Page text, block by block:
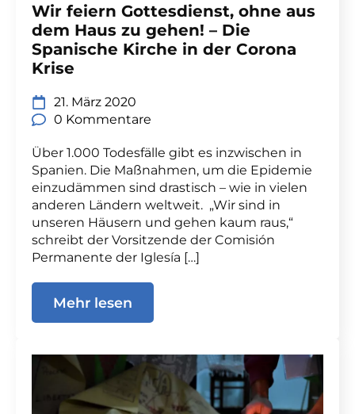
Wir feiern Gottesdienst, ohne aus
dem Haus zu gehen! – Die
Spanische Kirche in der Corona
Krise
21. März 2020
0 Kommentare
Über 1.000 Todesfälle gibt es inzwischen in
Spanien. Die Maßnahmen, um die Epidemie
einzudämmen sind drastisch – wie in vielen
anderen Ländern weltweit. „Wir sind in
unseren Häusern und gehen kaum raus,“
schreibt der Vorsitzende der Comisión
Permanente der Iglesía […]
Mehr lesen